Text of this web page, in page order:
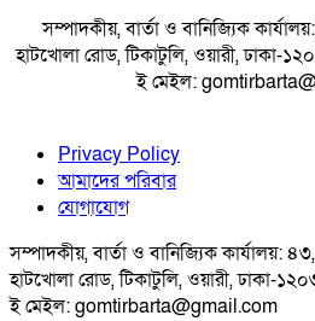
সম্পাদকীয়, বার্তা ও বানিজ্যিক
হাটখোলা রোড, টিকাটুলি, ওয়ারী, ঢাকা-
ই মেইল:
Privacy Policy
আমাদের পরিবার
যোগাযোগ
সম্পাদকীয়, বার্তা ও বানিজ্যিক কার্যালয়:
হাটখোলা রোড, টিকাটুলি, ওয়ারী, ঢাকা-
ই মেইল: gomtirbarta@gmail.com